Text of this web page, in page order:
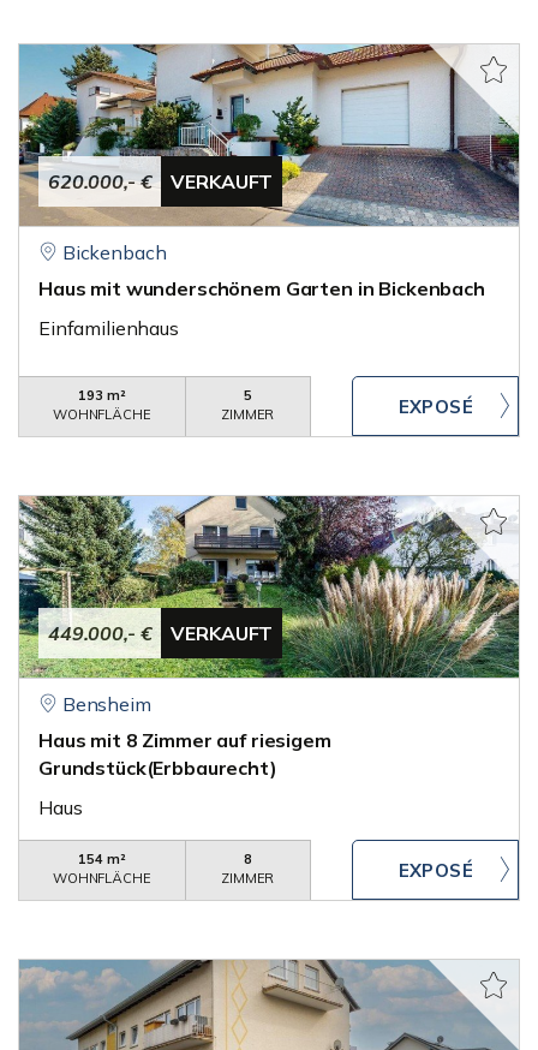
620.000,- € VERKAUFT
Bickenbach
Haus mit wunderschönem Garten in Bickenbach
Einfamilienhaus
193 m²
WOHNFLÄCHE
5
ZIMMER
449.000,- € VERKAUFT
Bensheim
Haus mit 8 Zimmer auf riesigem
Grundstück(Erbbaurecht)
Haus
154 m²
WOHNFLÄCHE
8
ZIMMER